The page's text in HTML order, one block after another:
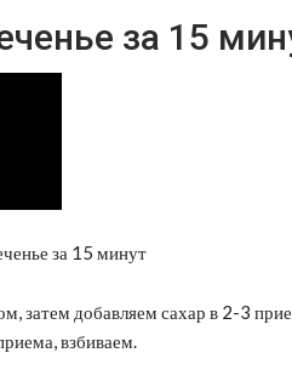
за 15
затем добавляем сахар в 2-3
взбиваем.